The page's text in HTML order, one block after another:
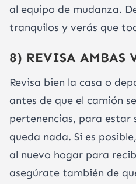
al equipo de mudanza.
tranquilos y verás que
8) REVISA AMBAS
Revisa bien la casa o
antes de que el camión
pertenencias, para estar
queda nada. Si es
al nuevo hogar para
asegúrate también de